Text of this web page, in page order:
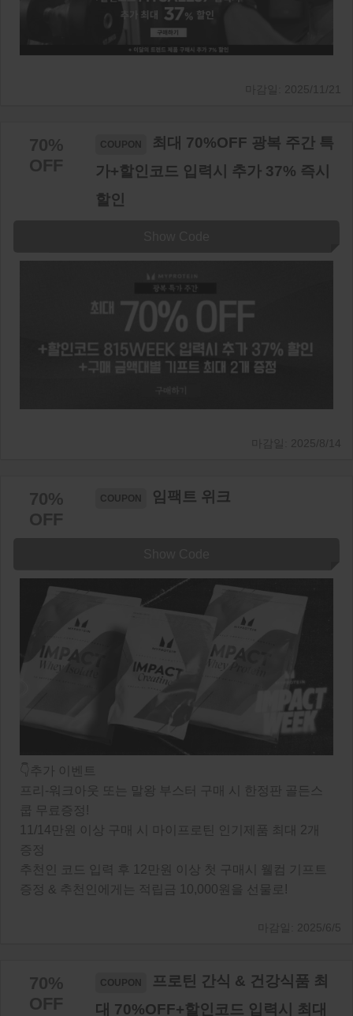
70%
OFF
최대 70%OFF 광복 주간 특
가+할인코드 입력시 추가 37% 즉시
할인
70%
OFF
임팩트 위크
👇추가 이벤트
프리-워크아웃 또는 말왕 부스터 구매 시 한정판 골든스
쿱 무료증정!
11/14만원 이상 구매 시 마이프로틴 인기제품 최대 2개
증정
추천인 코드 입력 후 12만원 이상 첫 구매시 웰컴 기프트
증정 & 추천인에게는 적립금 10,000원을 선물로!
70%
OFF
프로틴 간식 & 건강식품 최
대 70%OFF+할인코드 입력시 최대